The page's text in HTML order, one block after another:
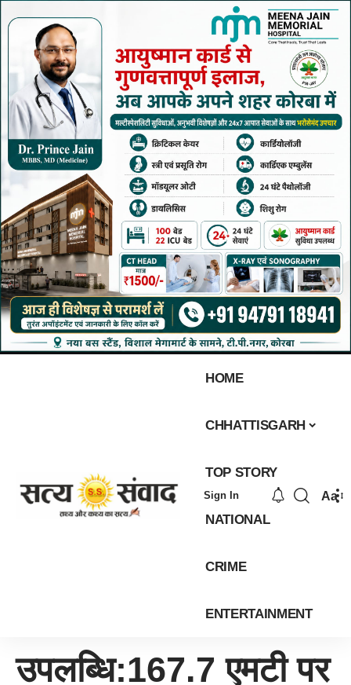
HOME
CHHATTISGARH
TOP STORY
NATIONAL
CRIME
ENTERTAINMENT
Sign In Aa
उपलब्धि:167.7 एमटी पर